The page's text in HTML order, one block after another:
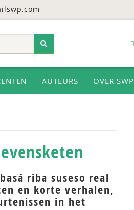
AUTEURS OVER SWP
riba suseso real
en korte verhalen,
in het